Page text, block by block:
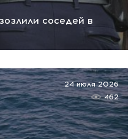
соседей в
24 июля 2026
462